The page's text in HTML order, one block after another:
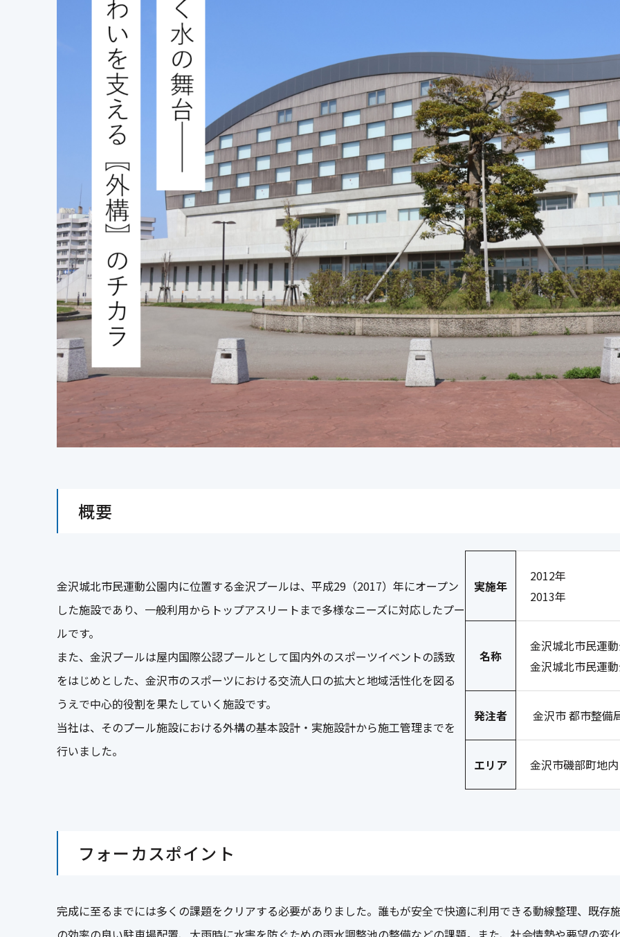
概要
金沢城北市民運動公園内に位置する金沢プールは、平成29（2017）年にオープン
した施設であり、一般利用からトップアスリートまで多様なニーズに対応したプー
ルです。
また、金沢プールは屋内国際公認プールとして国内外のスポーツイベントの誘致
をはじめとした、金沢市のスポーツにおける交流人口の拡大と地域活性化を図る
うえで中心的役割を果たしていく施設です。
当社は、そのプール施設における外構の基本設計・実施設計から施工管理までを
行いました。
実施年
2012年
2013年
名称
金沢城北市民運
金沢城北市民運
発注者 金沢市 都市整備
エリア 金沢市磯部町地内
フォーカスポイント
完成に至るまでには多くの課題をクリアする必要がありました。誰もが安全で快適に利用できる動線整理、既存